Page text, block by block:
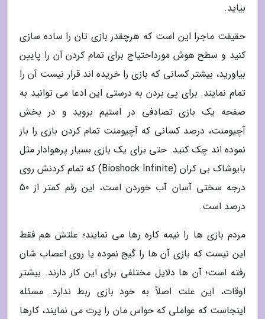
بیاید.
حقیقت ماجرا این است که هرچقدر بازی تان را ساده سازی
کنید و سطح هوش مورداحتیاج برای تمام کردن آن را پایین
بیاورید، بیشتر کسانی که بازی را خریده اند قرار نیست آن را
تمام نمایند. برای پی بردن به درستی این ادعا می توانید به
صفحه یک بازی تصادفی در استیم بروید و در بخش
آچیومنت، درصد کسانی که آچیومنت تمام کردن بازی را باز
نموده اند چک کنید. حتی برای یک بازی بسیار پرهوادار مثل
بایوشاک بی کران (Bioshock Infinite) که تمام کردنش روی
درجه سختی آسان آب خوردن است، این رقم کمتر از 50
درصد است.
مردم بازی ها را نیمه کاره رها می نمایند؛ علتش هم فقط
این نیست که بازی آن ها را گیج نموده یا روی اعصاب شان
رفته است؛ آن ها دلایل مختلفی برای این کار دارند. بیشتر
اوقات، این علت اصلاً به خود بازی ربط ندارد. مسئله
اینجاست که عواملی که حواس مان را پرت می نمایند، کارها